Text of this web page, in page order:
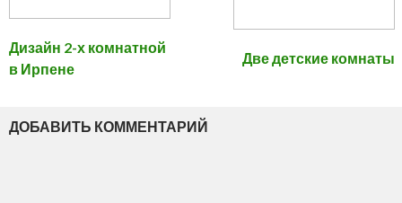
Дизайн 2-х комнатной
в Ирпене
Две детские комнаты
ДОБАВИТЬ КОММЕНТАРИЙ